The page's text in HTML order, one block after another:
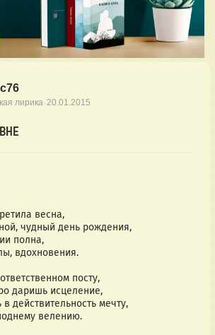
лирика·20.01.2015
весна,
чудный день рождения,
полна,
вдохновения.
посту,
даришь исцеление,
действительность мечту,
велению.